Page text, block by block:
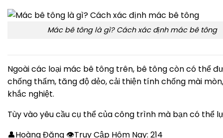
Mác bê tông là gì? Cách xác định mác bê tông
Ngoài các loại mác bê tông trên, bê tông còn có thể
chống thấm, tăng độ dẻo, cải thiện tính chống mài
khắc nghiệt.
Tùy vào yêu cầu cụ thể của công trình mà bạn có thể
👤Hoàng Đăng 👁Truy Cập Hôm Nay: 214